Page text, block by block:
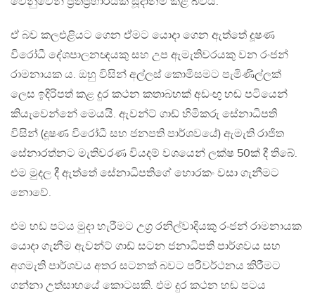
ඒ බව කලඑළියට ගෙන ඒමට යොදා ගෙන ඇත්තේ දූෂණ
විරෝධී දේශපාලනඥයකු සහ උප ඇමැතිවරයකු වන රංජන්
රාමනායක ය. ඔහු විසින් අල්ලස් කොමිසමට පැමිණිල්ලක්
ලෙස ඉදිරිපත් කළ දුර කථන කතාබහක් අඩංඟු හඬ පටියෙන්
කියැවෙන්නේ මෙයයි. ඇවන්ට් ගාඩ් හිමිකරු සේනාධිපති
විසින් (දූෂණ විරෝධී සහ ජනපති පාර්ශවයේ) ඇමැති රාජිත
සේනාරත්නට මැතිවරණ වියදම් වශයෙන් ලක්ෂ 50ක් දී තිබේ.
එම මුදල දී ඇත්තේ සේනාධිපතිගේ හොරකං වසා ගැනීමට
නොවේ.
එම හඩ පටය මුදා හැරීමට උග්‍ර රනිල්වාදියකු රංජන් රාමනායක
යොදා ගැනීම ඇවන්ට් ගාඩ් සටන ජනාධිපති පාර්ශවය සහ
අගමැති පාර්ශවය අතර සටනක් බවට පරිවර්ථනය කිරීමට
ගන්නා උත්සාහයේ කොටසකි. එම දුර කථන හඬ පටය